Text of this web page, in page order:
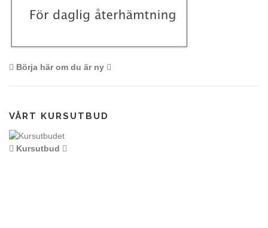
Börja här om du är ny
VÅRT KURSUTBUD
Kursutbud